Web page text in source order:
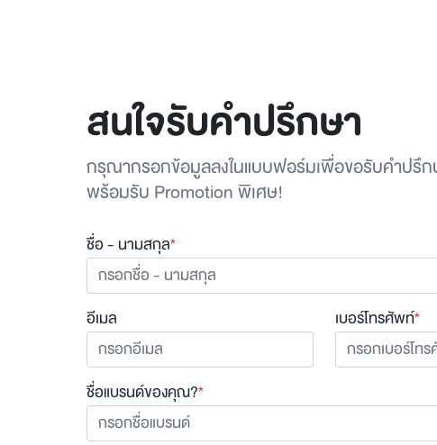
สนใจรับคำปรึกษา
กรุณากรอกข้อมูลลงในแบบฟอร์มเพื่อขอรับคำปรึ
พร้อมรับ Promotion พิเศษ!
ชื่อ - นามสกุล*
อีเมล เบอร์โทรศัพท์*
ชื่อแบรนด์ของคุณ?*